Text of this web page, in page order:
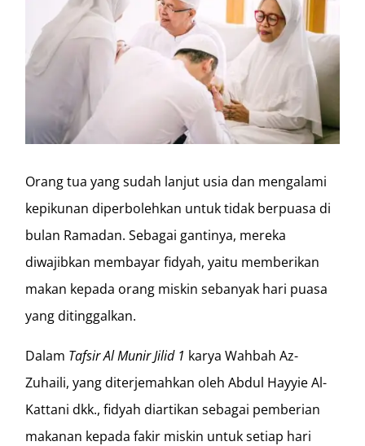
Orang tua yang sudah lanjut usia dan mengalami
kepikunan diperbolehkan untuk tidak berpuasa di
bulan Ramadan. Sebagai gantinya, mereka
diwajibkan membayar fidyah, yaitu memberikan
makan kepada orang miskin sebanyak hari puasa
yang ditinggalkan.
Dalam Tafsir Al Munir Jilid 1 karya Wahbah Az-
Zuhaili, yang diterjemahkan oleh Abdul Hayyie Al-
Kattani dkk., fidyah diartikan sebagai pemberian
makanan kepada fakir miskin untuk setiap hari